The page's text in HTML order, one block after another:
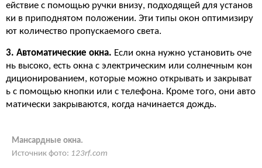
ействие с помощью ручки внизу, подходящей для установ
ки в приподнятом положении. Эти типы окон оптимизиру
ют количество пропускаемого света.
3. Автоматические окна. Если окна нужно установить оче
нь высоко, есть окна с электрическим или солнечным кон
диционированием, которые можно открывать и закрыват
ь с помощью кнопки или с телефона. Кроме того, они авто
матически закрываются, когда начинается дождь.
Мансардные окна.
Источник фото: 123rf.com